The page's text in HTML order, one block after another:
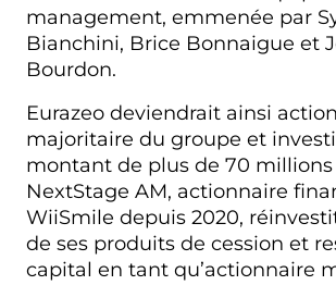
management, emmenée par
Bianchini, Brice Bonnaigue et
Bourdon.
Eurazeo deviendrait ainsi
majoritaire du groupe et
montant de plus de 70 millions
NextStage AM, actionnaire
WiiSmile depuis 2020,
de ses produits de cession et
capital en tant qu’actionnaire